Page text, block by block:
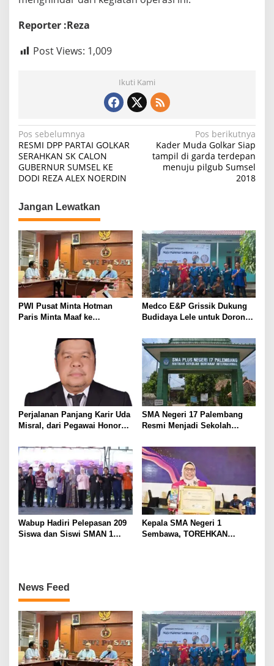
Reporter :Reza
Post Views: 1,009
Ikuti Kami
N
a
v
g
a
s
i
p
o
s
Pos sebelumnya
RESMI DPP PARTAI GOLKAR
SERAHKAN SK CALON
GUBERNUR SUMSEL KE
DODI REZA ALEX NOERDIN
Pos berikutnya
Kader Muda Golkar Siap
tampil di garda terdepan
menuju pilgub Sumsel
2018
Jangan Lewatkan
PWI Pusat Minta Hotman
Paris Minta Maaf ke
Pers Harus Dihormati
Medco E&P Grissik Dukung
Budidaya Lele untuk Dorong
Masyarakat
Perjalanan Panjang Karir Uda
Misral, dari Pegawai Honorer
Karir Jabatan Struktural
Eselon III
SMA Negeri 17 Palembang
Resmi Menjadi Sekolah
Wabup Hadiri Pelepasan 209
Siswa dan Siswi SMAN 1
Kepala SMA Negeri 1
Sembawa, TOREHKAN
News Feed